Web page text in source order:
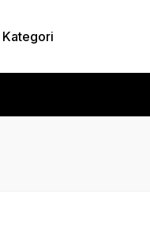
Kategori